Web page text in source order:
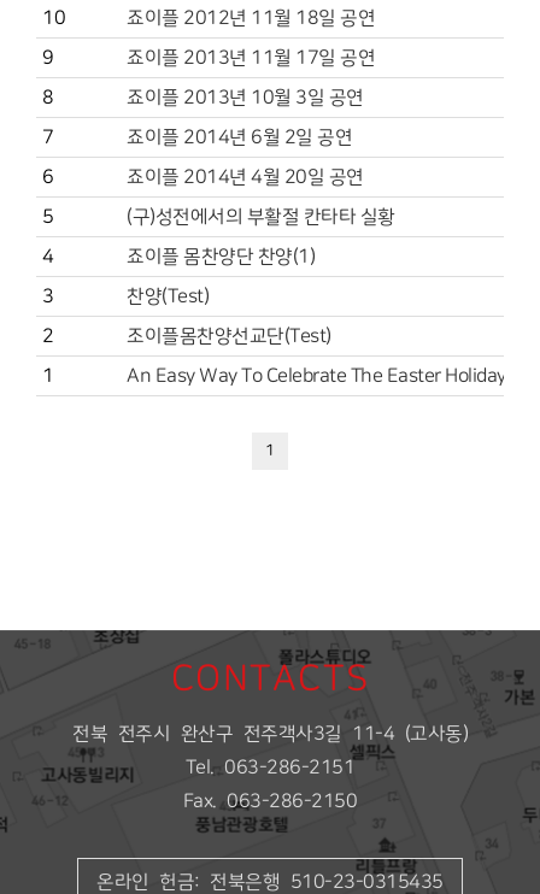
10
죠이플 2012년 11월 18일 공연
9
죠이플 2013년 11월 17일 공연
8
죠이플 2013년 10월 3일 공연
7
죠이플 2014년 6월 2일 공연
6
죠이플 2014년 4월 20일 공연
5
(구)성전에서의 부활절 칸타타 실황
4
죠이플 몸찬양단 찬양(1)
3
찬양(Test)
2
조이플몸찬양선교단(Test)
1
An Easy Way To Celebrate The Easter Holiday
1
CONTACTS
전북 전주시 완산구 전주객사3길 11-4 (고사동)
Tel. 063-286-2151
Fax. 063-286-2150
온라인 헌금: 전북은행 510-23-0315435